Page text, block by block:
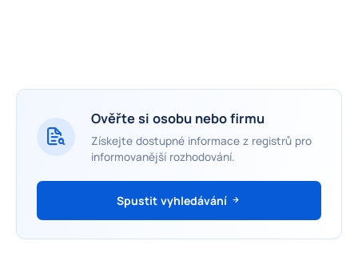
Ověřte si osobu nebo firmu
Získejte dostupné informace z registrů pro
informovanější rozhodování.
Spustit vyhledávání